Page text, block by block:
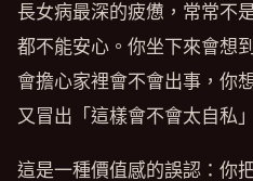
長女病最深的疲憊，常常不
都不能安心。你坐下來會想
會擔心家裡會不會出事，你
又冒出「這樣會不會太自私
這是一種價值感的誤認：你